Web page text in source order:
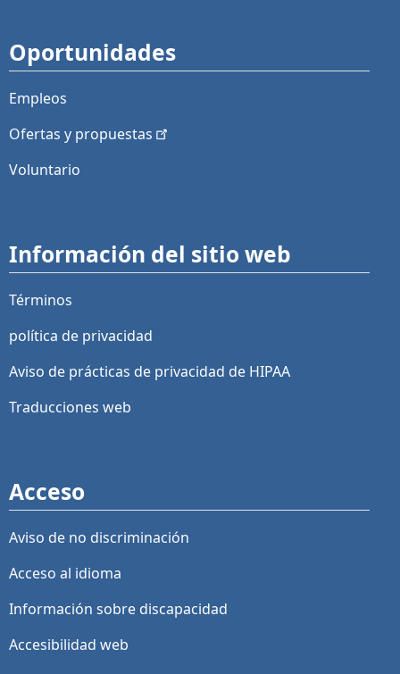
Oportunidades
Empleos
Ofertas y propuestas
Voluntario
Información del sitio web
Términos
política de privacidad
Aviso de prácticas de privacidad de HIPAA
Traducciones web
Acceso
Aviso de no discriminación
Acceso al idioma
Información sobre discapacidad
Accesibilidad web